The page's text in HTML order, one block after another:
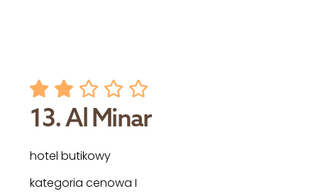
13. Al Minar
hotel butikowy
kategoria cenowa I